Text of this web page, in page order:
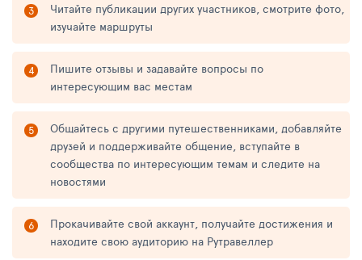
Читайте публикации других участников, смотрите фото,
изучайте маршруты
Пишите отзывы и задавайте вопросы по
интересующим вас местам
Общайтесь с другими путешественниками, добавляйте
друзей и поддерживайте общение, вступайте в
сообщества по интересующим темам и следите на
новостями
Прокачивайте свой аккаунт, получайте достижения и
находите свою аудиторию на Рутравеллер